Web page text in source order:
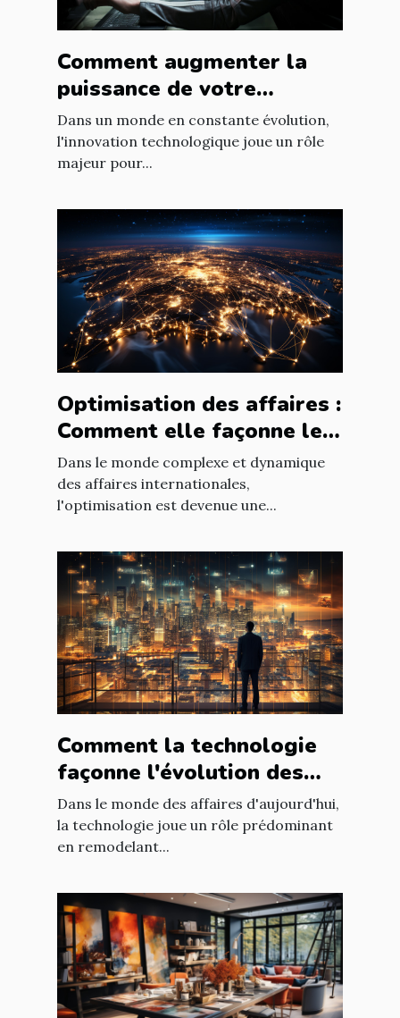
Comment augmenter la
puissance de votre
entreprise grâce aux
nouvelles technologies
Dans un monde en constante évolution,
l'innovation technologique joue un rôle
majeur pour...
Optimisation des affaires :
Comment elle façonne le
paysage économique
international
Dans le monde complexe et dynamique
des affaires internationales,
l'optimisation est devenue une...
Comment la technologie
façonne l'évolution des
entreprises
Dans le monde des affaires d'aujourd'hui,
la technologie joue un rôle prédominant
en remodelant...